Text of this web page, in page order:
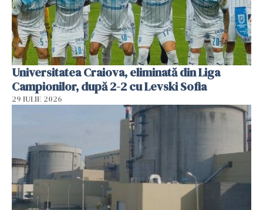
Universitatea Craiova, eliminată din Liga
Campionilor, după 2-2 cu Levski Sofia
29 IULIE 2026